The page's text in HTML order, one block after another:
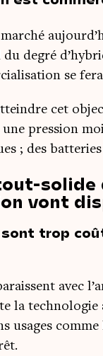
degré
se
cet
pres­sion
; des bat­te­ries
solide
vont
trop
avec
la
usages